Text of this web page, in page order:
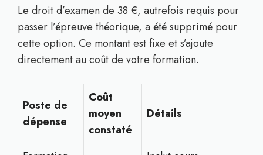
Le droit d’examen de 38 €, autrefois requis pour
passer l’épreuve théorique, a été supprimé pour
cette option. Ce montant est fixe et s’ajoute
directement au coût de votre formation.
Poste de
dépense
Coût
moyen
constaté
Détails